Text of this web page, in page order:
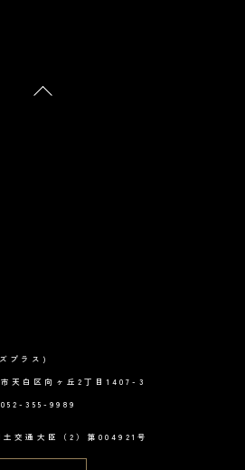
Back
プラス)
天白区向ヶ丘2丁目1407-3
355-9989
交通大臣（2）第004921号